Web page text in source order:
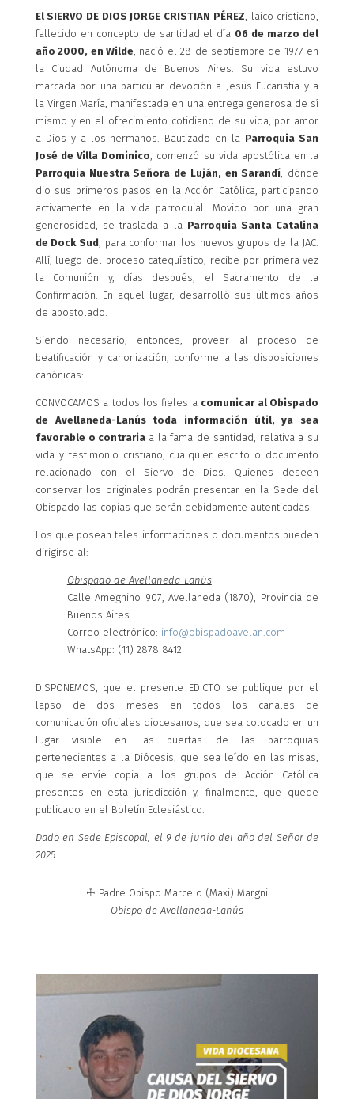
El SIERVO DE DIOS JORGE CRISTIAN PÉREZ , laico cristiano,
fallecido en concepto de santidad el día 06 de marzo del
año 2000, en Wilde , nació el 28 de septiembre de 1977 en
la Ciudad Autónoma de Buenos Aires. Su vida estuvo
marcada por una particular devoción a Jesús Eucaristía y a
la Virgen María, manifestada en una entrega generosa de sí
mismo y en el ofrecimiento cotidiano de su vida, por amor
a Dios y a los hermanos. Bautizado en la Parroquia San
José de Villa Dominico , comenzó su vida apostólica en la
Parroquia Nuestra Señora de Luján, en Sarandí , dónde
dio sus primeros pasos en la Acción Católica, participando
activamente en la vida parroquial. Movido por una gran
generosidad, se traslada a la Parroquia Santa Catalina
de Dock Sud , para conformar los nuevos grupos de la JAC.
Allí, luego del proceso catequístico, recibe por primera vez
la Comunión y, días después, el Sacramento de la
Confirmación. En aquel lugar, desarrolló sus últimos años
de apostolado.
Siendo necesario, entonces, proveer al proceso de
beatificación y canonización, conforme a las disposiciones
canónicas:
CONVOCAMOS a todos los fieles a comunicar al Obispado
de Avellaneda-Lanús toda información útil, ya sea
favorable o contraria a la fama de santidad, relativa a su
vida y testimonio cristiano, cualquier escrito o documento
relacionado con el Siervo de Dios. Quienes deseen
conservar los originales podrán presentar en la Sede del
Obispado las copias que serán debidamente autenticadas.
Los que posean tales informaciones o documentos pueden
dirigirse al:
Obispado de Avellaneda-Lanús
Calle Ameghino 907, Avellaneda (1870), Provincia de
Buenos Aires
Correo electrónico: info@obispadoavelan.com
WhatsApp: (11) 2878 8412
DISPONEMOS, que el presente EDICTO se publique por el
lapso de dos meses en todos los canales de
comunicación oficiales diocesanos, que sea colocado en un
lugar visible en las puertas de las parroquias
pertenecientes a la Diócesis, que sea leído en las misas,
que se envíe copia a los grupos de Acción Católica
presentes en esta jurisdicción y, finalmente, que quede
publicado en el Boletín Eclesiástico.
Dado en Sede Episcopal, el 9 de junio del año del Señor de
2025.
☩ Padre Obispo Marcelo (Maxi) Margni
Obispo de Avellaneda-Lanús